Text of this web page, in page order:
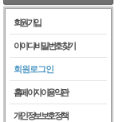
회원가입
아이디/비밀번호찾기
회원로그인
홈페이지이용약관
개인정보보호정책